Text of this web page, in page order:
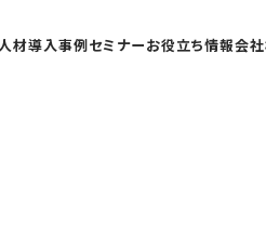
材導入事例セミナーお役立ち情報会